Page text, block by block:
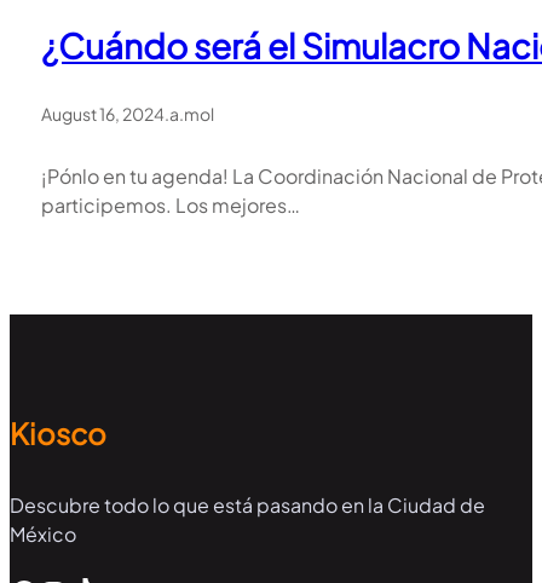
¿Cuándo será el Simulacro
August 16, 2024.a.mol
¡Pónlo en tu agenda! La Coordinación Nacional de
participemos. Los mejores…
Kiosco
Descubre todo lo que está pasando en la Ciudad de
México